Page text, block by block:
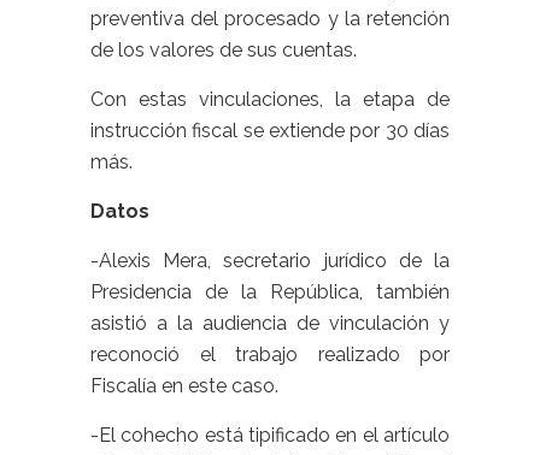
preventiva del procesado y la retención
de los valores de sus cuentas.
Con estas vinculaciones, la etapa de
instrucción fiscal se extiende por 30 días
más.
Datos
-Alexis Mera, secretario jurídico de la
Presidencia de la República, también
asistió a la audiencia de vinculación y
reconoció el trabajo realizado por
Fiscalía en este caso.
-El cohecho está tipificado en el artículo